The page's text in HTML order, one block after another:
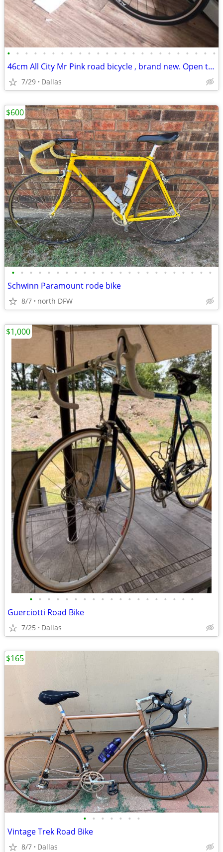
• • • • • • • • • • • • • • • • • • • • • • • •
46cm All City Mr Pink road bicycle , brand new. Open to trades
7/29 Dallas
• • • • • • • • • • • • • • • • • • • • • • •
Schwinn Paramount rode bike
8/7 north DFW
$600
• • • • • • • • • • • • • • • • • • •
Guerciotti Road Bike
7/25 Dallas
$1,000
• • • • • • •
Vintage Trek Road Bike
8/7 Dallas
$165